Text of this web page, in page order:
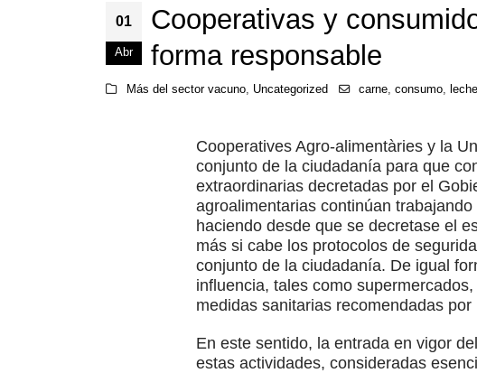
01
Abr
Cooperativas y
forma responsable
Más del sector vacuno, Uncategorized carne,consumo, leche
Cooperatives Agro-alimentàries y la
conjunto de la ciudadanía para que
extraordinarias decretadas por el
agroalimentarias continúan
haciendo desde que se decretase el
más si cabe los protocolos de
conjunto de la ciudadanía. De igual
influencia, tales como
medidas sanitarias recomendadas por
En este sentido, la entrada en vigor
estas actividades, consideradas